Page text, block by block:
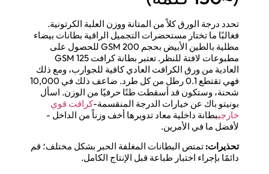
تحدد درجة الورق كلاً من المتانة ووزن العلبة الكرتونية.
فغالبًا ما تختار مستحضرات التجميل الراقية بطانات بيضاء
مطلية بالطين الأبيض بحجم 200 GSM للحصول على
مطبوعات لافتة للنظر. تعتبر بطانة كرافت 125 GSM
العادية من ورق الكرافت العادي كافية للجوارب، ومع ذلك
فهي تقتطع 0.1 رطل من كل طرد. ضاعف ذلك في 10,000
شحنة، وستكون قد أسقطت طنًا حرفيًا من الوزن. اسأل
بونيتو باك عن خيارات الدرجة المنقسمة-كرافت قوي
خارجيبطانة داخلية معاد تدويرها أخف وزناً من الداخل -
لأفضل ما في الأمرين.
تحذيرات:تمتص البطانات المغلفة الحبر بشكل مختلف؛ قم
دائمًا بإجراء اختبار طباعة قبل الإنتاج الكامل.